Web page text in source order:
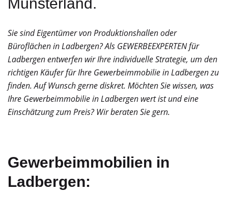
Sie sind Eigentümer von Produktionshallen oder
Büroflächen in Ladbergen? Als GEWERBEEXPERTEN für
Ladbergen entwerfen wir Ihre individuelle Strategie, um den
richtigen Käufer für Ihre Gewerbeimmobilie in Ladbergen zu
finden. Auf Wunsch gerne diskret. Möchten Sie wissen, was
Ihre Gewerbeimmobilie in Ladbergen wert ist und eine
Einschätzung zum Preis? Wir beraten Sie gern.
Gewerbeimmobilien in
Ladbergen: